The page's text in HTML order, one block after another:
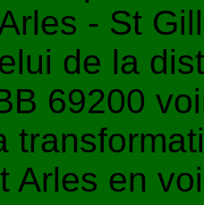
- St
de la
69200
Arles en